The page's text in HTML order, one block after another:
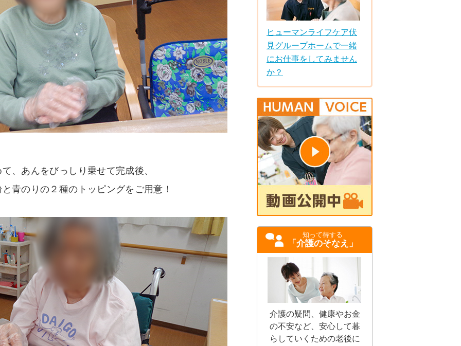
、あんをびっしり乗せて完成後、
青のりの２種のトッピングをご用意！
ヒューマンライフケア伏
見グループホームで一緒
にお仕事をしてみません
か？
知って得する
「介護のそなえ」
介護の疑問、健康やお金
の不安など、安心して暮
らしていくための老後に